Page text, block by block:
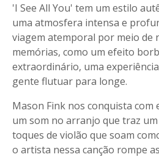
'I See All You' tem um estilo
uma atmosfera intensa e
viagem atemporal por meio de
memórias, como um efeito
extraordinário, uma
gente flutuar para longe.
Mason Fink nos conquista com
um som no arranjo que traz
toques de violão que soam
o artista nessa canção rompe